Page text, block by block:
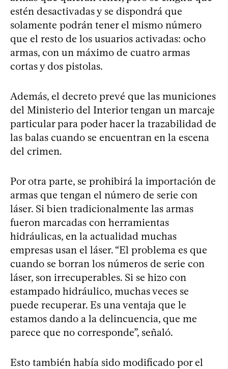
estén desactivadas y se dispondrá que
solamente podrán tener el mismo número
que el resto de los usuarios activadas: ocho
armas, con un máximo de cuatro armas
cortas y dos pistolas.
Además, el decreto prevé que las municiones
del Ministerio del Interior tengan un marcaje
particular para poder hacer la trazabilidad de
las balas cuando se encuentran en la escena
del crimen.
Por otra parte, se prohibirá la importación de
armas que tengan el número de serie con
láser. Si bien tradicionalmente las armas
fueron marcadas con herramientas
hidráulicas, en la actualidad muchas
empresas usan el láser. “El problema es que
cuando se borran los números de serie con
láser, son irrecuperables. Si se hizo con
estampado hidráulico, muchas veces se
puede recuperar. Es una ventaja que le
estamos dando a la delincuencia, que me
parece que no corresponde”, señaló.
Esto también había sido modificado por el